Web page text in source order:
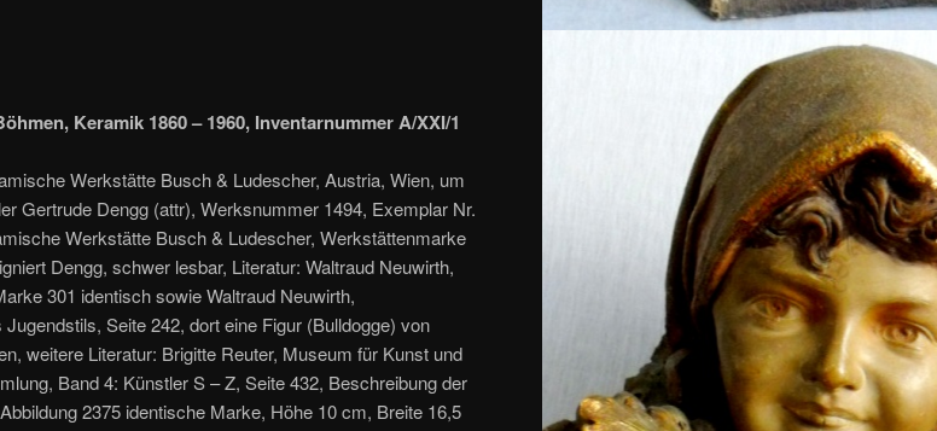
Keramik 1860 – 1960, Inventarnummer A/XXI/1
Werkstätte Busch & Ludescher, Austria, Wien, um
Gertrude Dengg (attr), Werksnummer 1494, Exemplar Nr.
Werkstätte Busch & Ludescher, Werkstättenmarke
Dengg, schwer lesbar, Literatur: Waltraud Neuwirth,
301 identisch sowie Waltraud Neuwirth,
Seite 242, dort eine Figur (Bulldogge) von
weitere Literatur: Brigitte Reuter, Museum für Kunst und
Band 4: Künstler S – Z, Seite 432, Beschreibung der
2375 identische Marke, Höhe 10 cm, Breite 16,5